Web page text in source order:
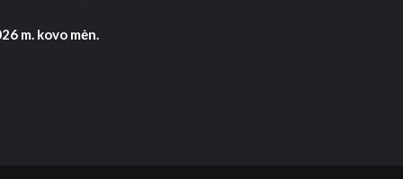
m. kovo mėn.